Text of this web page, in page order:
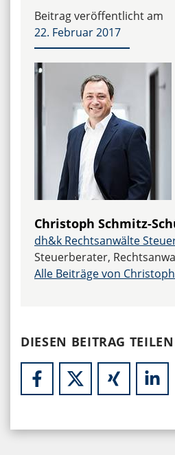
Beitrag veröffentlicht am
22. Februar 2017
Christoph Schmitz-
dh&k Rechtsanwälte
Steuerberater,
Alle Beiträge von
DIESEN BEITRAG TEILEN